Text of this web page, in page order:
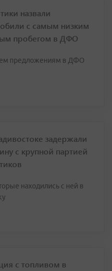
назвали
с самым низким
пробегом в ДФО
предложениям в ДФО
задержали
с крупной партией
находились с ней в
с топливом в